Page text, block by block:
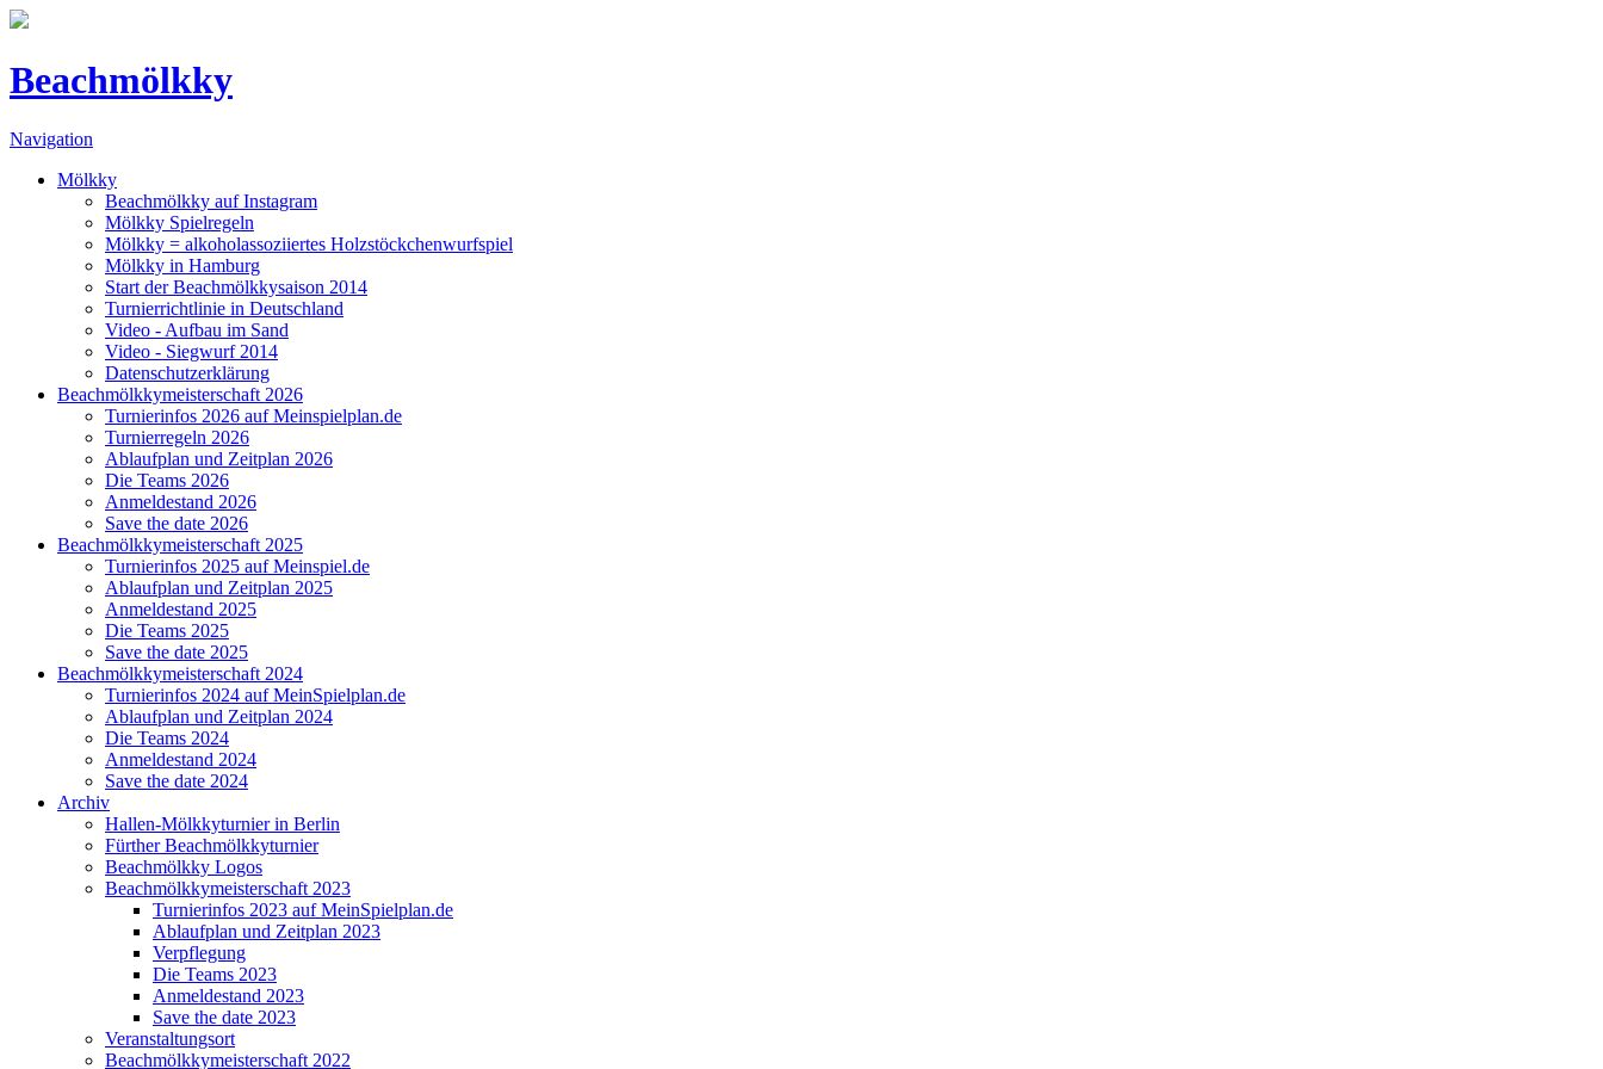
Beachmölkky
Navigation
Mölkky
Beachmölkky auf Instagram
Mölkky Spielregeln
Mölkky = alkoholassoziiertes Holzstöckchenwurfspiel
Mölkky in Hamburg
Start der Beachmölkkysaison 2014
Turnierrichtlinie in Deutschland
Video - Aufbau im Sand
Video - Siegwurf 2014
Datenschutzerklärung
Beachmölkkymeisterschaft 2026
Turnierinfos 2026 auf Meinspielplan.de
Turnierregeln 2026
Ablaufplan und Zeitplan 2026
Die Teams 2026
Anmeldestand 2026
Save the date 2026
Beachmölkkymeisterschaft 2025
Turnierinfos 2025 auf Meinspiel.de
Ablaufplan und Zeitplan 2025
Anmeldestand 2025
Die Teams 2025
Save the date 2025
Beachmölkkymeisterschaft 2024
Turnierinfos 2024 auf MeinSpielplan.de
Ablaufplan und Zeitplan 2024
Die Teams 2024
Anmeldestand 2024
Save the date 2024
Archiv
Hallen-Mölkkyturnier in Berlin
Fürther Beachmölkkyturnier
Beachmölkky Logos
Beachmölkkymeisterschaft 2023
Turnierinfos 2023 auf MeinSpielplan.de
Ablaufplan und Zeitplan 2023
Verpflegung
Die Teams 2023
Anmeldestand 2023
Save the date 2023
Veranstaltungsort
Beachmölkkymeisterschaft 2022